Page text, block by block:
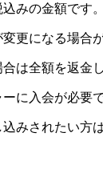
みの金額です
更になる場合が
は全額を返金
に入会が必要
みされたい方